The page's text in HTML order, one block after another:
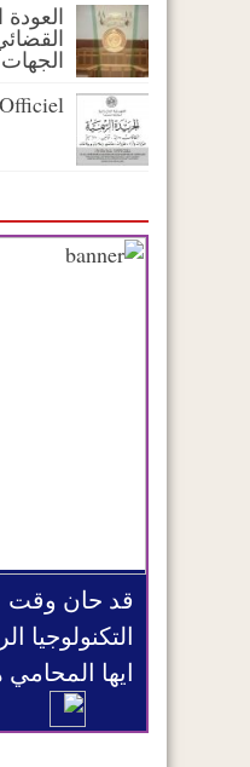
العودة
قد حان وقت
التكنولوجيا
ايها